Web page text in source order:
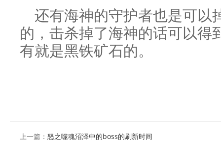
还有海神的守护者也是可以
的，击杀掉了海神的话可以得
有就是黑铁矿石的。
上一篇： 怒之噬魂沼泽中的boss的刷新时间